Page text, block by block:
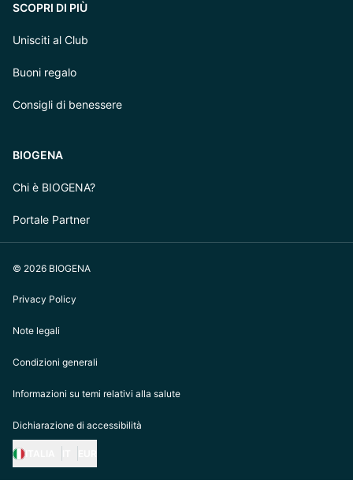
SCOPRI DI PIÙ
Unisciti al Club
Buoni regalo
Consigli di benessere
BIOGENA
Chi è BIOGENA?
Portale Partner
© 2026 BIOGENA
Privacy Policy
Note legali
Condizioni generali
Informazioni su temi relativi alla salute
Dichiarazione di accessibilità
https://biogena.com/de-at